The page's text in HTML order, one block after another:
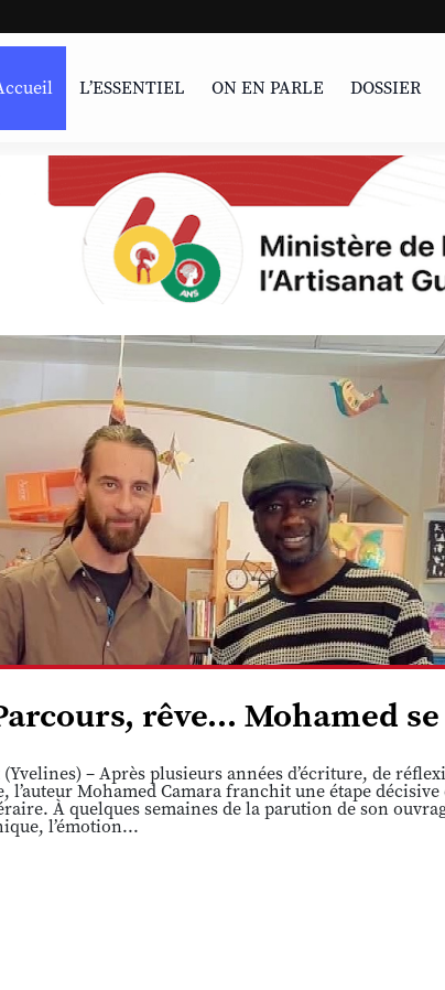
L’ESSENTIEL ON EN PARLE DOSSIER
rêve... Mohamed
– Après plusieurs années d’écriture, de
l’auteur Mohamed Camara franchit une étape décisive
À quelques semaines de la parution de son
l’émotion...